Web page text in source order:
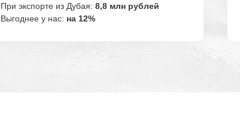
При экспорте из Дубая: 8,8 млн рублей
Выгоднее у нас: на 12%